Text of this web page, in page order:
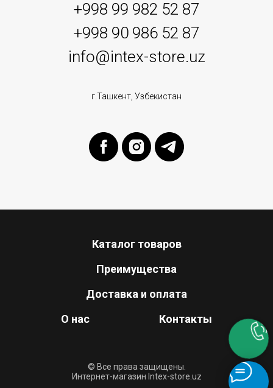
+998 99 982 52 87
+998 90 986 52 87
info@intex-store.uz
г.Ташкент, Узбекистан
Каталог товаров
Преимущества
Доставка и оплата
О нас
Контакты
© Все права защищены.
Интернет-магазин Intex-store.uz